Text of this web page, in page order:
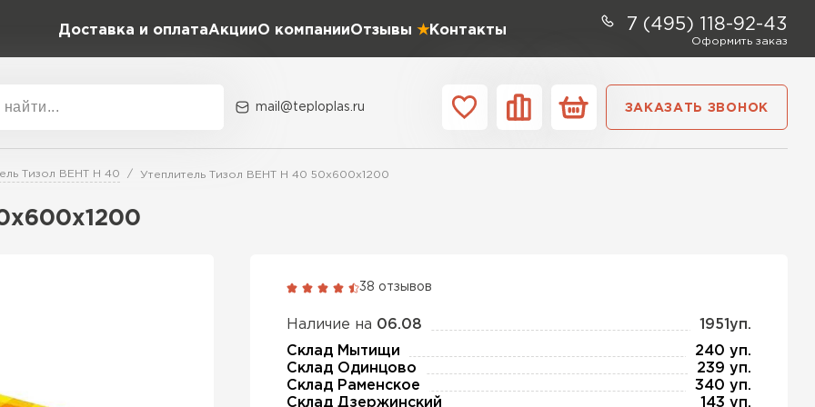
Доставка и оплатаАкцииО компанииОтзывы Контакты 7 (495) 118-92-43
Оформить заказ
mail@teploplas.ru ЗАКАЗАТЬ ЗВОНОК
Тизол ВЕНТ Н 40 Утеплитель Тизол ВЕНТ Н 40 50х600х1200
38 отзывов
Наличие на 06.08
1951уп.
Склад Мытищи
240 уп.
Склад Одинцово
239 уп.
Склад Раменское
340 уп.
Склад Дзержинский
143 уп.
Контакты
ПЕРЕЙТИ
Утеплитель Дирок
ПЕРЕЙТИ